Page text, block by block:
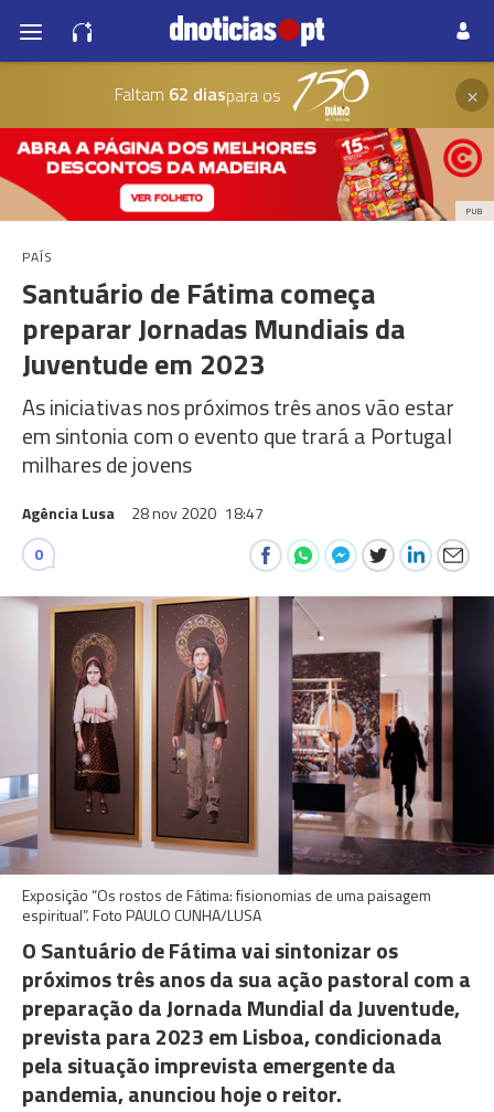
Faltam 62 diaspara os ×
PUB
PAÍS
Santuário de Fátima começa
preparar Jornadas Mundiais da
Juventude em 2023
As iniciativas nos próximos três anos vão estar
em sintonia com o evento que trará a Portugal
milhares de jovens
Agência Lusa 28 nov 2020 18:47
0
Exposição “Os rostos de Fátima: fisionomias de uma paisagem
espiritual”. Foto PAULO CUNHA/LUSA
O Santuário de Fátima vai sintonizar os
próximos três anos da sua ação pastoral com a
preparação da Jornada Mundial da Juventude,
prevista para 2023 em Lisboa, condicionada
pela situação imprevista emergente da
pandemia, anunciou hoje o reitor.